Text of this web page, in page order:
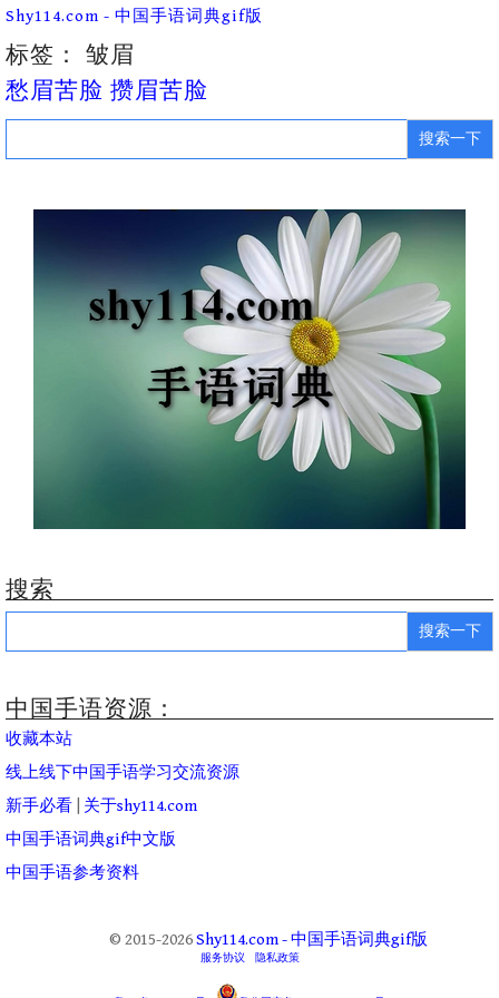
Skip
content
Shy114.com - 中国手语词典gif版
标签： 皱眉
愁眉苦脸 攒眉苦脸
Search
搜索
Search
中国手语资源：
收藏本站
线上线下中国手语学习交流资源
新手必看
关于shy114.com
中国手语词典gif中文版
中国手语参考资料
© 2015-2026Shy114.com - 中国手语词典gif版
服务协议 隐私政策